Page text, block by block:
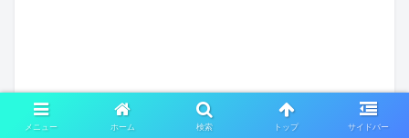
メニュー ホーム 検索 トップ サイドバー